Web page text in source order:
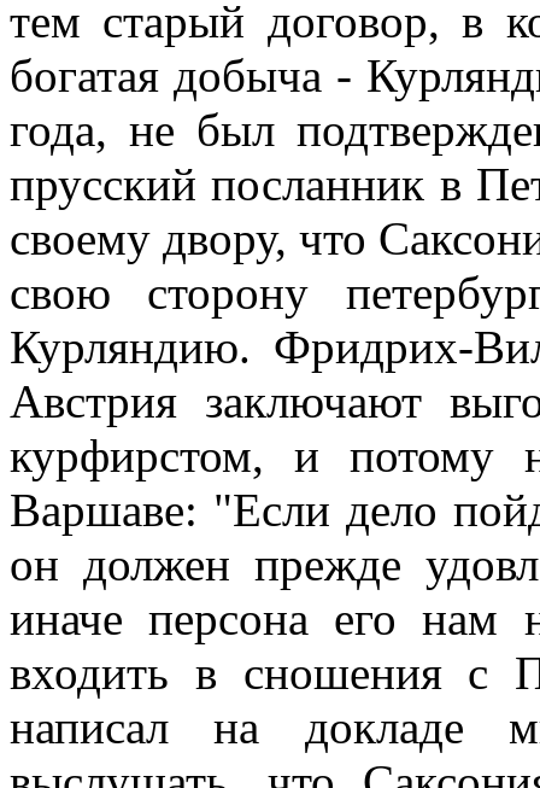
тем старый договор, в
богатая добыча -
года, не был
прусский посланник в
своему двору, что
свою сторону
Курляндию. Фридрих-
Австрия заключают
курфирстом, и потому
Варшаве: "Если дело
он должен прежде
иначе персона его нам
входить в сношения с
написал на докладе